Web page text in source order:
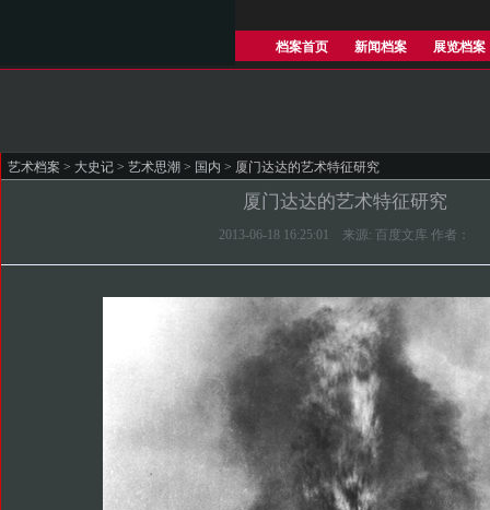
档案首页 新闻档案 展览档案
艺术档案 > 大史记 > 艺术思潮 > 国内 > 厦门达达的艺术特征研究
厦门达达的艺术特征研究
2013-06-18 16:25:01 来源: 百度文库 作者：